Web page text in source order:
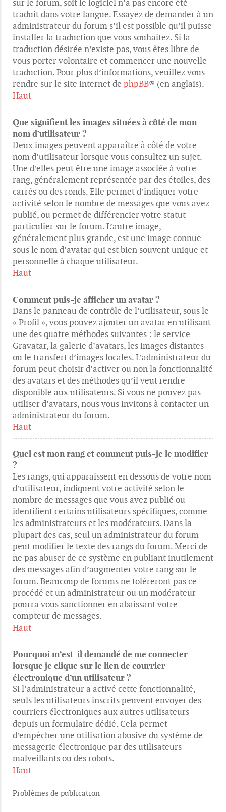
sur le forum, soit le logiciel n’a pas encore été
traduit dans votre langue. Essayez de demander à un
administrateur du forum s’il est possible qu’il puisse
installer la traduction que vous souhaitez. Si la
traduction désirée n’existe pas, vous êtes libre de
vous porter volontaire et commencer une nouvelle
traduction. Pour plus d’informations, veuillez vous
rendre sur le site internet de phpBB® (en anglais).
Haut
Que signifient les images situées à côté de mon
nom d’utilisateur ?
Deux images peuvent apparaître à côté de votre
nom d’utilisateur lorsque vous consultez un sujet.
Une d’elles peut être une image associée à votre
rang, généralement représentée par des étoiles, des
carrés ou des ronds. Elle permet d’indiquer votre
activité selon le nombre de messages que vous avez
publié, ou permet de différencier votre statut
particulier sur le forum. L’autre image,
généralement plus grande, est une image connue
sous le nom d’avatar qui est bien souvent unique et
personnelle à chaque utilisateur.
Haut
Comment puis-je afficher un avatar ?
Dans le panneau de contrôle de l’utilisateur, sous le
« Profil », vous pouvez ajouter un avatar en utilisant
une des quatre méthodes suivantes : le service
Gravatar, la galerie d’avatars, les images distantes
ou le transfert d’images locales. L’administrateur du
forum peut choisir d’activer ou non la fonctionnalité
des avatars et des méthodes qu’il veut rendre
disponible aux utilisateurs. Si vous ne pouvez pas
utiliser d’avatars, nous vous invitons à contacter un
administrateur du forum.
Haut
Quel est mon rang et comment puis-je le modifier
?
Les rangs, qui apparaissent en dessous de votre nom
d’utilisateur, indiquent votre activité selon le
nombre de messages que vous avez publié ou
identifient certains utilisateurs spécifiques, comme
les administrateurs et les modérateurs. Dans la
plupart des cas, seul un administrateur du forum
peut modifier le texte des rangs du forum. Merci de
ne pas abuser de ce système en publiant inutilement
des messages afin d’augmenter votre rang sur le
forum. Beaucoup de forums ne toléreront pas ce
procédé et un administrateur ou un modérateur
pourra vous sanctionner en abaissant votre
compteur de messages.
Haut
Pourquoi m’est-il demandé de me connecter
lorsque je clique sur le lien de courrier
électronique d’un utilisateur ?
Si l’administrateur a activé cette fonctionnalité,
seuls les utilisateurs inscrits peuvent envoyer des
courriers électroniques aux autres utilisateurs
depuis un formulaire dédié. Cela permet
d’empêcher une utilisation abusive du système de
messagerie électronique par des utilisateurs
malveillants ou des robots.
Haut
Problèmes de publication